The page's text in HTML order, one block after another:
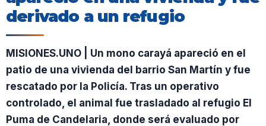
derivado a un refugio
MISIONES.UNO | Un mono carayá apareció en el
patio de una vivienda del barrio San Martín y fue
rescatado por la Policía. Tras un operativo
controlado, el animal fue trasladado al refugio El
Puma de Candelaria, donde será evaluado por